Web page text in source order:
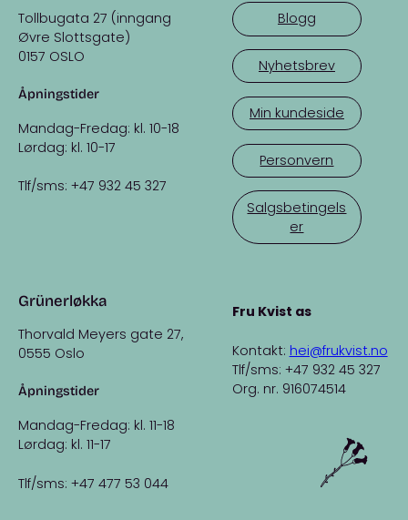
Tollbugata 27 (inngang
Øvre Slottsgate)
0157 OSLO
Åpningstider
Mandag-Fredag: kl. 10-18
Lørdag: kl. 10-17
Tlf/sms: +47 932 45 327
Grünerløkka
Thorvald Meyers gate 27,
0555 Oslo
Åpningstider
Mandag-Fredag: kl. 11-18
Lørdag: kl. 11-17
Tlf/sms: +47 477 53 044
Blogg
Nyhetsbrev
Min kundeside
Personvern
Salgsbetingels
er
Fru Kvist as
Kontakt: hei@frukvist.no
Tlf/sms: +47 932 45 327
Org. nr. 916074514